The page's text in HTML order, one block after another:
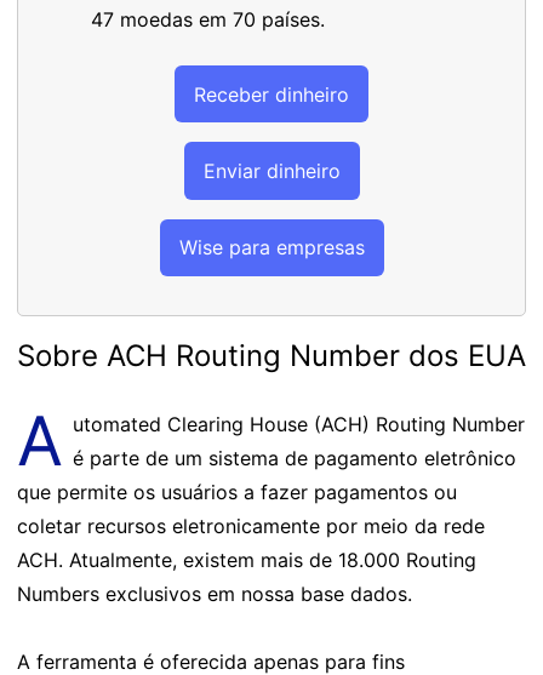
47 moedas em 70 países.
Receber dinheiro
Enviar dinheiro
Wise para empresas
Sobre ACH Routing Number dos EUA
A utomated Clearing House (ACH) Routing Number
é parte de um sistema de pagamento eletrônico
que permite os usuários a fazer pagamentos ou
coletar recursos eletronicamente por meio da rede
ACH. Atualmente, existem mais de 18.000 Routing
Numbers exclusivos em nossa base dados.
A ferramenta é oferecida apenas para fins